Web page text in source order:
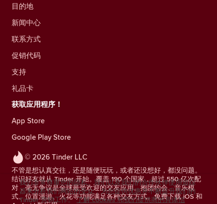
© 2026 Tinder LLC
不管是想认真交往，还是随便玩玩，或者还没想好，都没问题。
结识好友就从 Tinder 开始。覆盖 190 个国家，超过 550 亿次配
对，毫无争议是全球最受欢迎的交友应用。抱团约会、音乐模
式、位置漫游、火花等功能满足各种交友方式。免费下载 iOS 和
目的地
新闻中心
联系方式
促销代码
支持
礼品卡
获取应用程序！
App Store
Google Play Store
我们非常尊重您的隐私。我们以及我们的合作伙伴使用追踪
器来分析我们网站的受众，为您提供优惠并不断提升我们的
Tinder 营销工作。 了解 cookies 和我们提供商的具体信